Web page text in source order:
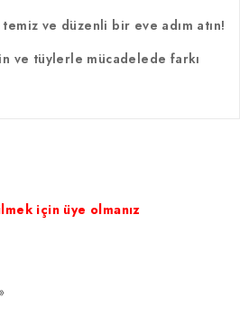
ve düzenli bir eve adım atın!
ve tüylerle mücadelede farkı
için üye olmanız